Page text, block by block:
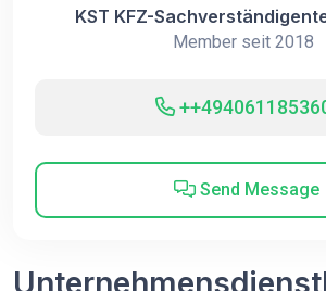
KST KFZ-
Member seit 2018
Send Message